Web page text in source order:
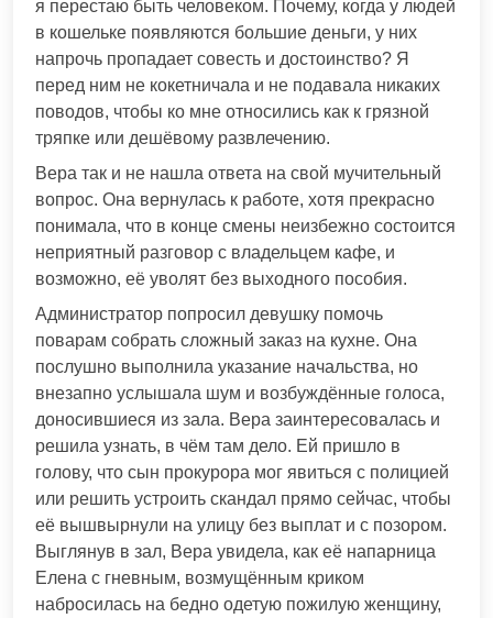
я перестаю быть человеком. Почему, когда у людей
в кошельке появляются большие деньги, у них
напрочь пропадает совесть и достоинство? Я
перед ним не кокетничала и не подавала никаких
поводов, чтобы ко мне относились как к грязной
тряпке или дешёвому развлечению.
Вера так и не нашла ответа на свой мучительный
вопрос. Она вернулась к работе, хотя прекрасно
понимала, что в конце смены неизбежно состоится
неприятный разговор с владельцем кафе, и
возможно, её уволят без выходного пособия.
Администратор попросил девушку помочь
поварам собрать сложный заказ на кухне. Она
послушно выполнила указание начальства, но
внезапно услышала шум и возбуждённые голоса,
доносившиеся из зала. Вера заинтересовалась и
решила узнать, в чём там дело. Ей пришло в
голову, что сын прокурора мог явиться с полицией
или решить устроить скандал прямо сейчас, чтобы
её вышвырнули на улицу без выплат и с позором.
Выглянув в зал, Вера увидела, как её напарница
Елена с гневным, возмущённым криком
набросилась на бедно одетую пожилую женщину,